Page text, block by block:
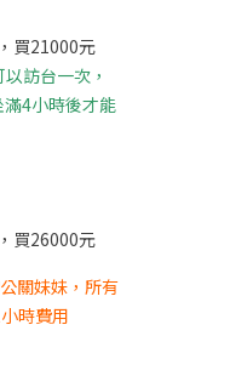
買21000元
訪台一次，
4小時後才能
買26000元
關妹妹，所有
時費用